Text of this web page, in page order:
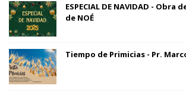
ESPECIAL DE NAVIDAD - Obra
de NOÉ
Tiempo de Primicias - Pr.